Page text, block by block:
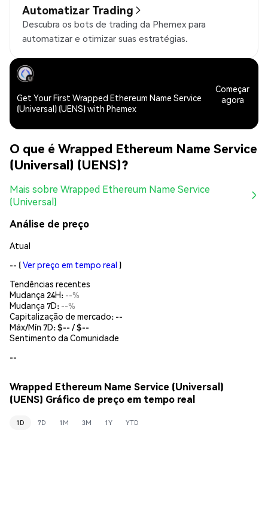
Automatizar Trading
Descubra os bots de trading da Phemex para
automatizar e otimizar suas estratégias.
Get Your First Wrapped Ethereum Name Service
(Universal) (UENS) with Phemex
Começar
agora
O que é Wrapped Ethereum Name Service
(Universal) (UENS)?
Mais sobre Wrapped Ethereum Name Service
(Universal)
Análise de preço
Atual
-- (Ver preço em tempo real )
Tendências recentes
Mudança 24H: --%
Mudança 7D: --%
Capitalização de mercado: --
Máx/Mín 7D: $-- / $--
Sentimento da Comunidade
--
Wrapped Ethereum Name Service (Universal)
(UENS) Gráfico de preço em tempo real
1D 7D 1M 3M 1Y YTD